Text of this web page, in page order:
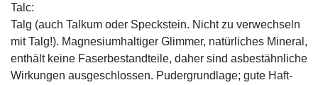
Talc:
Talg (auch Talkum oder Speckstein. Nicht zu verwechseln
mit Talg!). Magnesiumhaltiger Glimmer, natürliches Mineral,
enthält keine Faserbestandteile, daher sind asbestähnliche
Wirkungen ausgeschlossen. Pudergrundlage; gute Haft-